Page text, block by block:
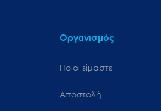
Οργανισμός
Ποιοι είμαστε
Αποστολή